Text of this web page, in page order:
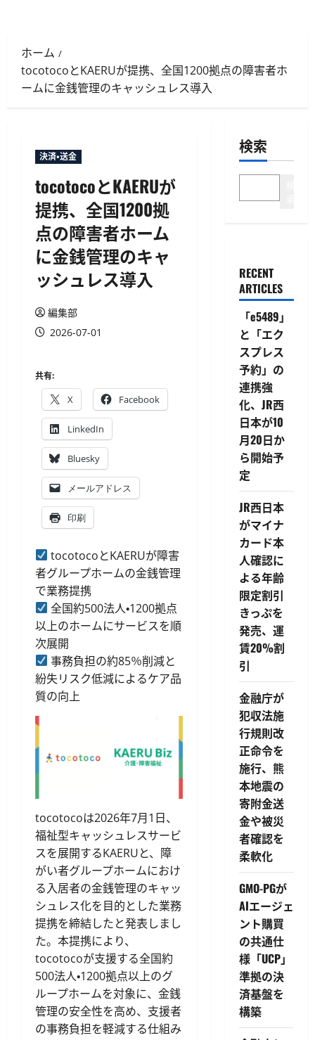
ホーム
tocotocoとKAERUが提携、全国1200拠点の障害者ホ
ームに金銭管理のキャッシュレス導入
決済・送金
tocotocoとKAERUが
提携、全国1200拠
点の障害者ホーム
に金銭管理のキャ
ッシュレス導入
編集部
2026-07-01
共有:
X Facebook
LinkedIn
Bluesky
メールアドレス
印刷
tocotocoとKAERUが障害
者グループホームの金銭管理
で業務提携
全国約500法人・1200拠点
以上のホームにサービスを順
次展開
事務負担の約85％削減と
紛失リスク低減によるケア品
質の向上
tocotocoは2026年7月1日、
福祉型キャッシュレスサービ
スを展開するKAERUと、障
がい者グループホームにおけ
る入居者の金銭管理のキャッ
シュレス化を目的とした業務
提携を締結したと発表しまし
た。本提携により、
tocotocoが支援する全国約
500法人・1200拠点以上のグ
ループホームを対象に、金銭
管理の安全性を高め、支援者
の事務負担を軽減する仕組み
検索
RECENT
ARTICLES
「e5489」
と「エク
スプレス
予約」の
連携強
化、JR西
日本が10
月20日か
ら開始予
定
JR西日本
がマイナ
カード本
人確認に
よる年齢
限定割引
きっぷを
発売、運
賃20%割
引
金融庁が
犯収法施
行規則改
正命令を
施行、熊
本地震の
寄附金送
金や被災
者確認を
柔軟化
GMO-PGが
AIエージェ
ント購買
の共通仕
様「UCP」
準拠の決
済基盤を
構築